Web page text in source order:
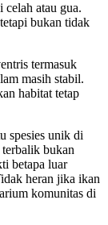
atau gua.
bukan tidak
termasuk
masih stabil.
habitat tetap
spesies unik di
bukan
betapa luar
heran jika ikan
komunitas di